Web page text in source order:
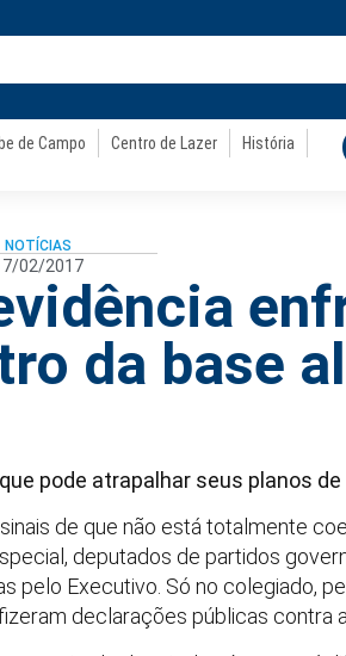
de Campo Centro de Lazer
História
NOTÍCIAS
02/2017
da base
pode atrapalhar seus planos
de que não está totalmente
deputados de partidos
pelo Executivo. Só no colegiado,
declarações públicas contra